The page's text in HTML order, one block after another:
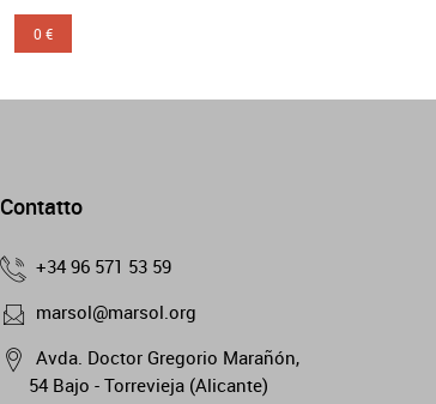
0 €
Contatto
+34 96 571 53 59
marsol@marsol.org
Avda. Doctor Gregorio Marañón,
54 Bajo - Torrevieja (Alicante)